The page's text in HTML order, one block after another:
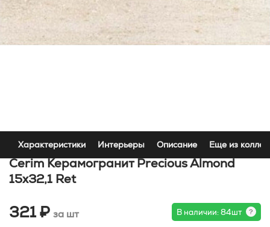
Характеристики Интерьеры Описание Еще из
Cerim Керамогранит Precious Almond
15x32,1 Ret
321 ₽ за шт В наличии: 84шт